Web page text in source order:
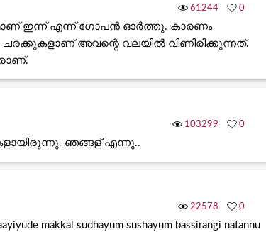
61244 0
ഇന്ന് എന്ന് ഗോപൻ ഓർത്തു. കാരണം
അവന്റെ വലയിൽ വിണിരിക്കുന്നത്.
103299 0
ഞങ്ങള് എന്നു..
22578 0
makkal sudhayum sushayum bassirangi natannu